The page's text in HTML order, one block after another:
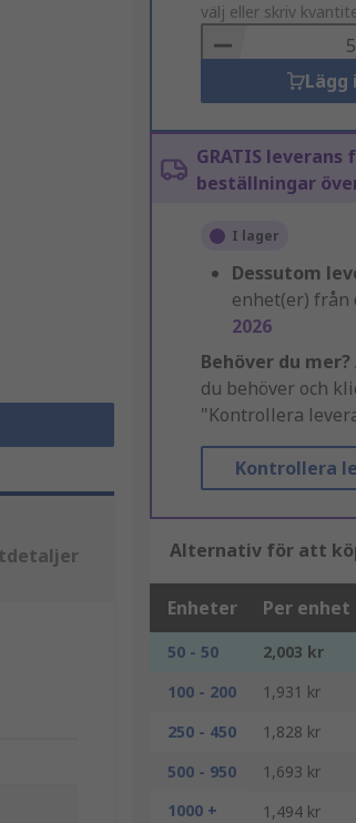
to
Basket
välj eller skriv
Lägg
GRATIS leverans
beställningar
I lager
Dessutom
enhet(er) från
2026
Behöver du mer?
du behöver och
"Kontrollera
Kontrollera
Alternativ för att
Enheter Per enhet
50 - 50 2,003 kr
100 - 200
1,931 kr
250 - 450
1,828 kr
500 - 950
1,693 kr
1000 +
1,494 kr